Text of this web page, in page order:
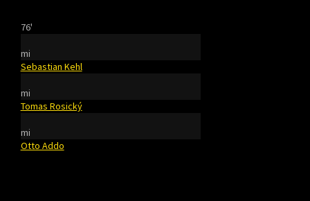
76'
mi
Sebastian Kehl
mi
Tomas Rosický
mi
Otto Addo